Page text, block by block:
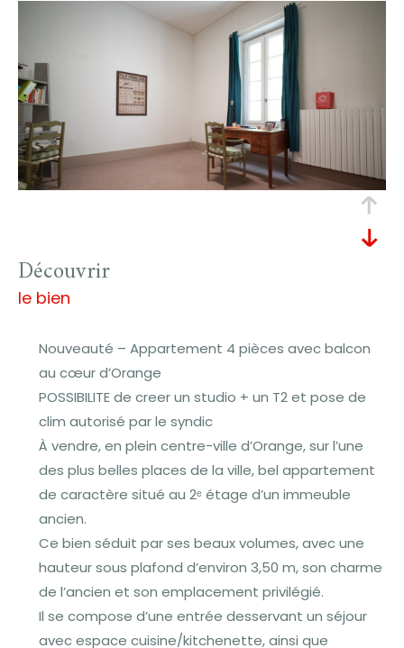
découvrir
le bien
Nouveauté – Appartement 4 pièces avec balcon
au cœur d’Orange
POSSIBILITE de creer un studio + un T2 et pose de
clim autorisé par le syndic
À vendre, en plein centre-ville d’Orange, sur l’une
des plus belles places de la ville, bel appartement
de caractère situé au 2ᵉ étage d’un immeuble
ancien.
Ce bien séduit par ses beaux volumes, avec une
hauteur sous plafond d’environ 3,50 m, son charme
de l’ancien et son emplacement privilégié.
Il se compose d’une entrée desservant un séjour
avec espace cuisine/kitchenette, ainsi que